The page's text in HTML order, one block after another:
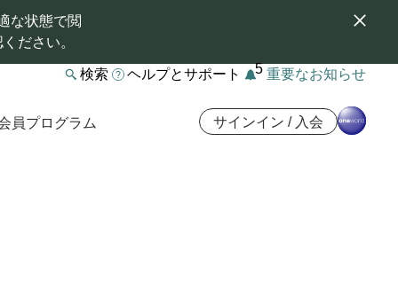
な状態で閲
ださい。
検索 ヘルプとサポート 5 重要なお知らせ
員プログラム サインイン / 入会